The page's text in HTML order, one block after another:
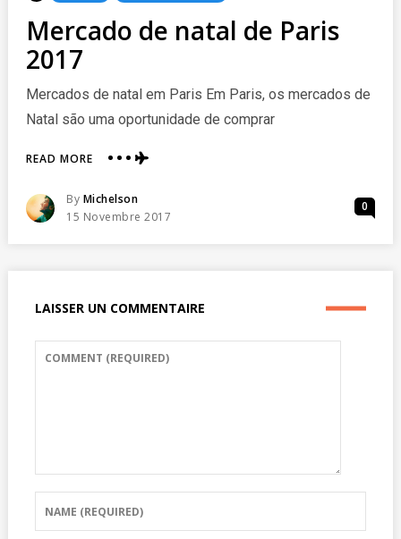
Mercado de natal de Paris
2017
Mercados de natal em Paris Em Paris, os mercados de
Natal são uma oportunidade de comprar
READ MOREABOUT
DE
NATAL
Posted
By Michelson
Posted
15 Novembre 2017
0
LAISSER UN COMMENTAIRE